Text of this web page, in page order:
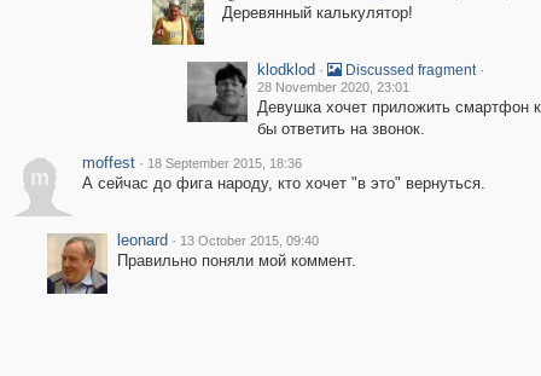
Деревянный калькулятор!
klodklod · Discussed fragment ·
28 November 2020, 23:01
Девушка хочет приложить смартфон
бы ответить на звонок.
m
moffest · 18 September 2015, 18:36
А сейчас до фига народу, кто хочет "в это" вернуться.
leonard · 13 October 2015, 09:40
Правильно поняли мой коммент.